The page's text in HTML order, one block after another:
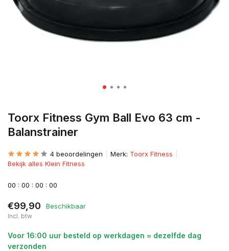
Toorx Fitness Gym Ball Evo 63 cm -
Balanstrainer
4 beoordelingen Merk: Toorx Fitness
Bekijk alles Klein Fitness
00 : 00 : 00 : 00
€99,90 Beschikbaar
Incl. btw
Voor 16:00 uur besteld op werkdagen = dezelfde dag
verzonden